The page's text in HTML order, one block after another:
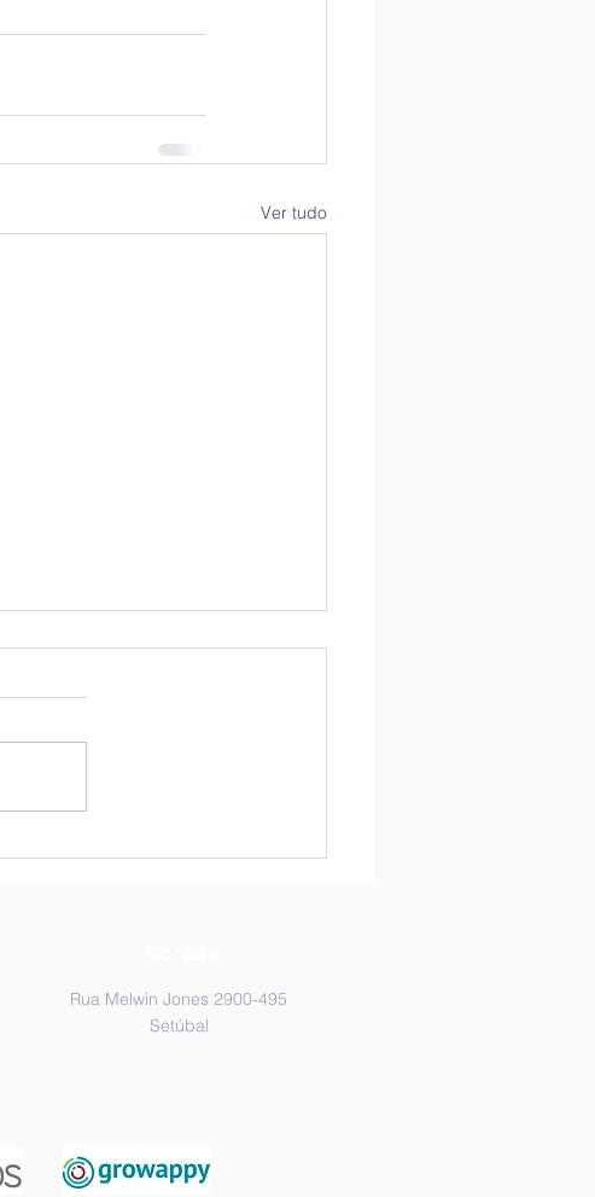
Ver tudo
Limão, limão, limão…
Rua Melwin Jones 2900-495
Setúbal